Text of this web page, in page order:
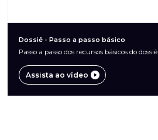
Dossiê - Passo a passo básico
Passo a passo dos recursos básicos do dossiê
Assista ao vídeo